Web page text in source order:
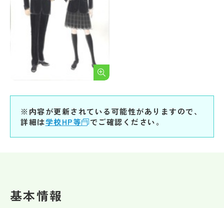
※内容が更新されている可能性がありますので、
詳細は学校HP等 でご確認ください。
基本情報